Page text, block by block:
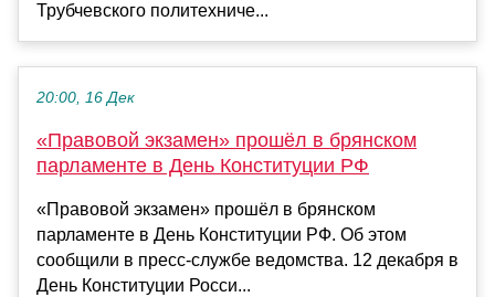
Трубчевского политехниче...
20:00, 16 Дек
«Правовой экзамен» прошёл в брянском
парламенте в День Конституции РФ
«Правовой экзамен» прошёл в брянском
парламенте в День Конституции РФ. Об этом
сообщили в пресс-службе ведомства. 12 декабря в
День Конституции Росси...